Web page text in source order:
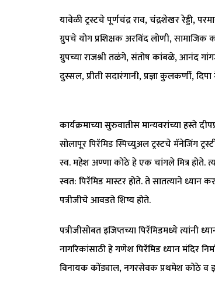
यावेळी ट्रस्टचे पूर्णचंद्र राव, चंद्रशेखर रेड्डी,
ग्रुपचे योग प्रशिक्षक अरविंद लोणी, सामाजिक
ग्रुपच्या राजश्री तळंगे, संतोष कांबळे, आनंद
दुस्सल, प्रीती सदारंगानी, प्रज्ञा कुलकर्णी,
कार्यक्रमाच्या सुरुवातीस मान्यवरांच्या हस्ते
सोलापूर पिरॅमिड स्पिच्युअल ट्रस्टचे मॅनेजिंग
स्व. महेश अण्णा कोठे हे एक चांगले मित्र होते.
स्वत: पिरॅमिड मास्टर होते. ते सातत्याने ध्यान
पत्रीजीचे आवडते शिष्य होते.
पत्रीजीसोबत इजिप्तच्या पिरॅमिडमध्ये त्यांनी
नागरिकांसाठी हे गणेश पिरॅमिड ध्यान मंदिर
विनायक कोंड्याल, नगरसेवक प्रथमेश कोठे व